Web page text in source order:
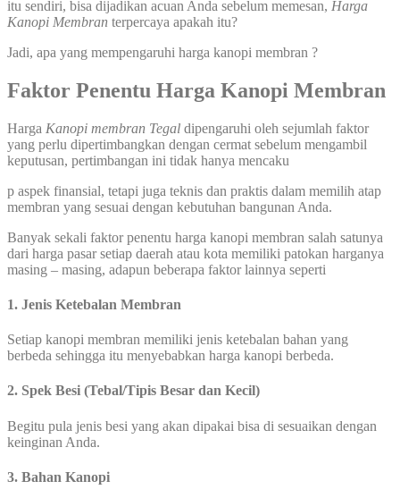
itu sendiri, bisa dijadikan acuan Anda sebelum memesan, Harga
Kanopi Membran terpercaya apakah itu?
Jadi, apa yang mempengaruhi harga kanopi membran ?
Faktor Penentu Harga Kanopi Membran
Harga Kanopi membran Tegal dipengaruhi oleh sejumlah faktor
yang perlu dipertimbangkan dengan cermat sebelum mengambil
keputusan, pertimbangan ini tidak hanya mencaku
p aspek finansial, tetapi juga teknis dan praktis dalam memilih atap
membran yang sesuai dengan kebutuhan bangunan Anda.
Banyak sekali faktor penentu harga kanopi membran salah satunya
dari harga pasar setiap daerah atau kota memiliki patokan harganya
masing – masing, adapun beberapa faktor lainnya seperti
1. Jenis Ketebalan Membran
Setiap kanopi membran memiliki jenis ketebalan bahan yang
berbeda sehingga itu menyebabkan harga kanopi berbeda.
2. Spek Besi (Tebal/Tipis Besar dan Kecil)
Begitu pula jenis besi yang akan dipakai bisa di sesuaikan dengan
keinginan Anda.
3. Bahan Kanopi